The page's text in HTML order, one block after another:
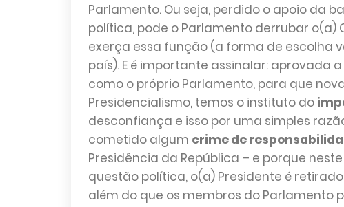
Parlamento. Ou seja, perdido o apoio da
política, pode o Parlamento derrubar o(a)
exerça essa função (a forma de escolha
país). E é importante assinalar: aprovada
como o próprio Parlamento, para que
Presidencialismo, temos o instituto do
desconfiança e isso por uma simples
cometido algum crime de
Presidência da República – e porque
questão política, o(a) Presidente é
além do que os membros do